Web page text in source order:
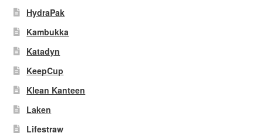
HydraPak
Kambukka
Katadyn
KeepCup
Klean Kanteen
Laken
Lifestraw